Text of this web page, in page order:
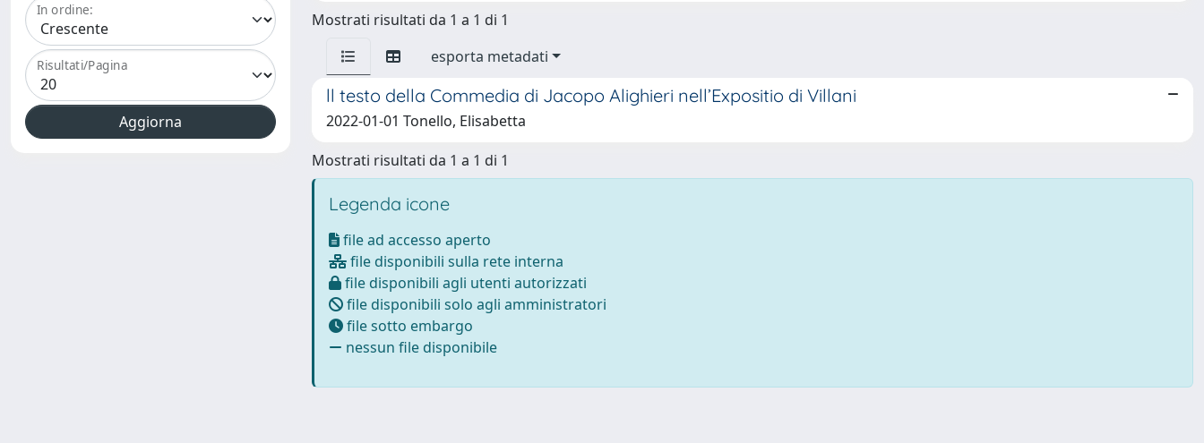
In ordine:
Risultati/Pagina
Mostrati risultati da 1 a 1 di 1
esporta metadati
ll testo della Commedia di Jacopo Alighieri nell’Expositio di Villani
2022-01-01 Tonello, Elisabetta
Mostrati risultati da 1 a 1 di 1
Legenda icone
file ad accesso aperto
file disponibili sulla rete interna
file disponibili agli utenti autorizzati
file disponibili solo agli amministratori
file sotto embargo
nessun file disponibile